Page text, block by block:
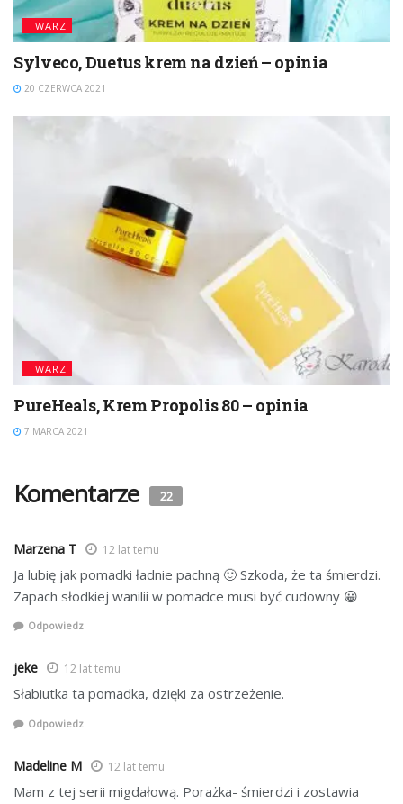
TWARZ
Sylveco, Duetus krem na dzień – opinia
20 CZERWCA 2021
TWARZ
PureHeals, Krem Propolis 80 – opinia
7 MARCA 2021
Komentarze 22
Marzena T 12 lat temu
Ja lubię jak pomadki ładnie pachną 🙂 Szkoda, że ta śmierdzi.
Zapach słodkiej wanilii w pomadce musi być cudowny 😀
Odpowiedz
jeke 12 lat temu
Słabiutka ta pomadka, dzięki za ostrzeżenie.
Odpowiedz
Madeline M 12 lat temu
Mam z tej serii migdałową. Porażka- śmierdzi i zostawia